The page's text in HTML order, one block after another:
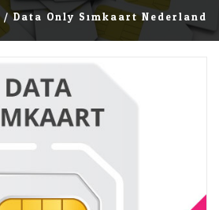
/ Data Only Simkaart Nederland